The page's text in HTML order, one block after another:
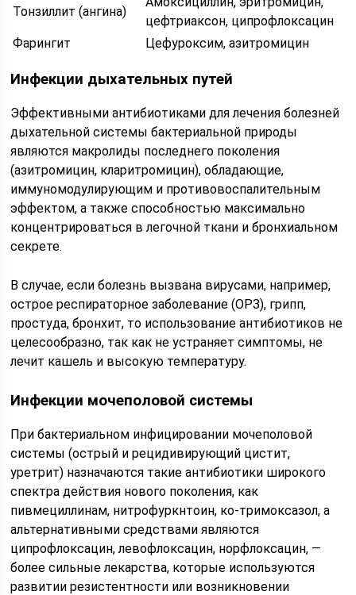
Тонзиллит (ангина)
цефтриаксон, ципрофлоксацин
Фарингит
Цефуроксим, азитромицин
Инфекции дыхательных путей
Эффективными антибиотиками для лечения болезней
дыхательной системы бактериальной природы
являются макролиды последнего поколения
(азитромицин, кларитромицин), обладающие,
иммуномодулирующим и противовоспалительным
эффектом, а также способностью максимально
концентрироваться в легочной ткани и бронхиальном
секрете.
В случае, если болезнь вызвана вирусами, например,
острое респираторное заболевание (ОРЗ), грипп,
простуда, бронхит, то использование антибиотиков не
целесообразно, так как не устраняет симптомы, не
лечит кашель и высокую температуру.
Инфекции мочеполовой системы
При бактериальном инфицировании мочеполовой
системы (острый и рецидивирующий цистит,
уретрит) назначаются такие антибиотики широкого
спектра действия нового поколения, как
пивмециллинам, нитрофуркнтоин, ко-тримоксазол, а
альтернативными средствами являются
ципрофлоксацин, левофлоксацин, норфлоксацин, —
более сильные лекарства, которые используются
развитии резистентности или возникновении